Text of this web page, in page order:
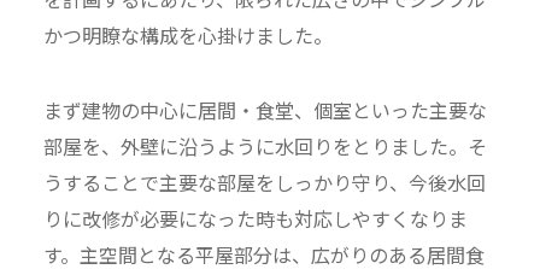
かつ明瞭な構成を心掛けました。
まず建物の中心に居間・食堂、個室といった主要な
部屋を、外壁に沿うように水回りをとりました。そ
うすることで主要な部屋をしっかり守り、今後水回
りに改修が必要になった時も対応しやすくなりま
す。主空間となる平屋部分は、広がりのある居間食